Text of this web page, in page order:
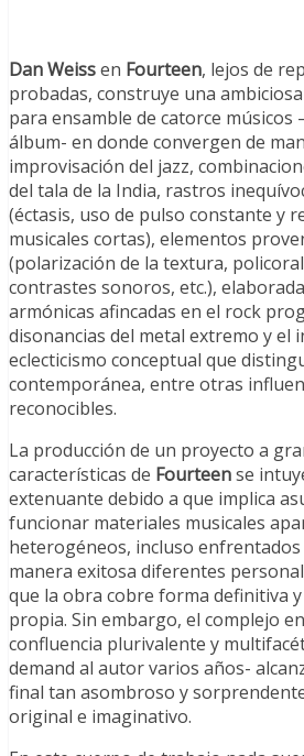
Dan Weissen Fourteen, lejos de
probadas, construye una
para ensamble de catorce músicos
álbum- en donde convergen de
improvisación del jazz,
del tala de la India, rastros
(éctasis, uso de pulso constante y
musicales cortas), elementos
(polarización de la textura,
contrastes sonoros, etc.),
armónicas afincadas en el rock
disonancias del metal extremo y el
eclecticismo conceptual que
contemporánea, entre otras
reconocibles.
La producción de un proyecto a
características de Fourteense
extenuante debido a que implica
funcionar materiales musicales
heterogéneos, incluso
manera exitosa diferentes
que la obra cobre forma definitiva
propia. Sin embargo, el complejo
confluencia plurivalente y
demand al autor varios años-
final tan asombroso y
original e imaginativo.